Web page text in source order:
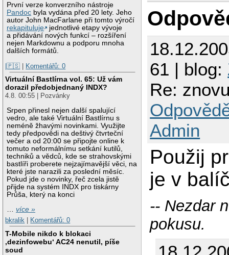
První verze konverzního nástroje
Pandoc byla vydána před 20 lety. Jeho
autor John MacFarlane při tomto výročí
rekapituluje
jednotlivé etapy vývoje
a přidávání nových funkcí – rozšíření
nejen Markdownu a podporu mnoha
dalších formátů.
|🇵🇸 | Komentářů: 0
Virtuální Bastlírna vol. 65: Už vám
dorazil předobjednaný INDX?
4.8. 00:55 | Pozvánky
Srpen přinesl nejen další spalující
vedro, ale také Virtuální Bastlírnu s
neméně žhavými novinkami. Využijte
tedy předpovědi na deštivý čtvrteční
večer a od 20:00 se připojte online k
tomuto neformálnímu setkání kutilů,
techniků a vědců, kde se strahovskými
bastlíři proberete nejzajímavější věci, na
které jste narazili za poslední měsíc.
Pokud jde o novinky, řeč zcela jistě
přijde na systém INDX pro tiskárny
Průša, který na konci
…více »
bkralik
Komentářů: 0
T-Mobile nikdo k blokaci
‚dezinfowebu‘ AC24 nenutil, píše
soud
61 | blog:
Re:
Admin
Použij
je v
-- Nezdar
pokusu.